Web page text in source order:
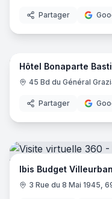
Partager
Hôtel Bonaparte
45 Bd du Général
Partager
Ibis Budget
3 Rue du 8 Mai 1945,